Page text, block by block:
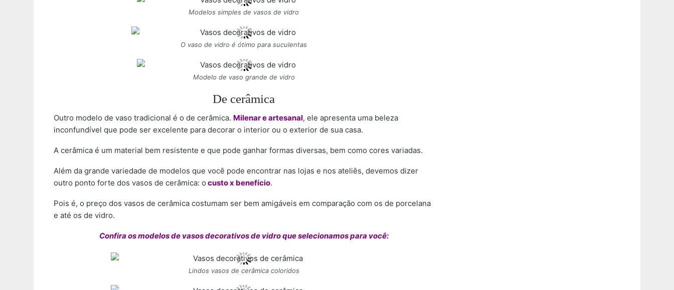
Modelos simples de vasos de vidro
O vaso de vidro é ótimo para suculentas
Modelo de vaso grande de vidro
De cerâmica
Outro modelo de vaso tradicional é o de cerâmica. Milenar e artesanal, ele apresenta uma beleza
inconfundível que pode ser excelente para decorar o interior ou o exterior de sua casa.
A cerâmica é um material bem resistente e que pode ganhar formas diversas, bem como cores variadas.
Além da grande variedade de modelos que você pode encontrar nas lojas e nos ateliês, devemos dizer
outro ponto forte dos vasos de cerâmica: o custo x benefício.
Pois é, o preço dos vasos de cerâmica costumam ser bem amigáveis em comparação com os de porcelana
e até os de vidro.
Confira os modelos de vasos decorativos de vidro que selecionamos para você:
Lindos vasos de cerâmica coloridos